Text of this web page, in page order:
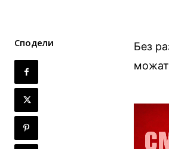
Сподели
Без
можат